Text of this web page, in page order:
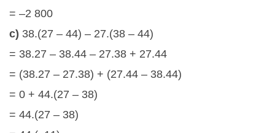
= –2 800
c) 38.(27 – 44) – 27.(38 – 44)
= 38.27 – 38.44 – 27.38 + 27.44
= (38.27 – 27.38) + (27.44 – 38.44)
= 0 + 44.(27 – 38)
= 44.(27 – 38)